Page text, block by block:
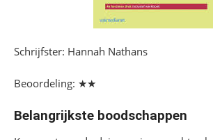
Schrijfster: Hannah Nathans
Beoordeling: ★★
Belangrijkste boodschappen